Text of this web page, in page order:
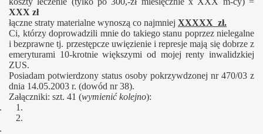
XXX zł
łączne straty materialne wynoszą co najmniej XXXXX zł.
Ci, którzy doprowadzili mnie do takiego stanu poprzez nielegalne
i bezprawne tj. przestępcze uwięzienie i represje mają się dobrze z
emeryturami 10-krotnie większymi od mojej renty inwalidzkiej
ZUS.
Posiadam potwierdzony status osoby pokrzywdzonej nr 470/03 z
dnia 14.05.2003 r. (dowód nr 38).
Załączniki: szt. 41 (wymienić kolejno):
1.
2.